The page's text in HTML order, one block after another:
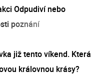
Odpudiví nebo
poznání
již tento víkend. Která
královnou krásy?